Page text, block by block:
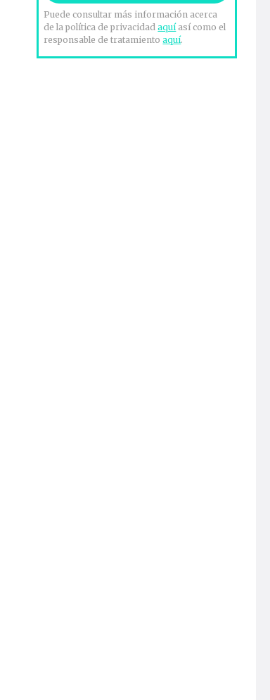
Puede consultar más información acerca
de la política de privacidadaquíasí como el
responsable de tratamientoaquí.